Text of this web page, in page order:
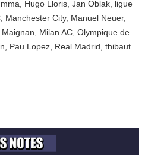
Hugo Lloris Jan Oblak ligue
Manchester City, Manuel Neuer,
Maignan Milan AC Olympique de
Pau Lopez Real Madrid thibaut